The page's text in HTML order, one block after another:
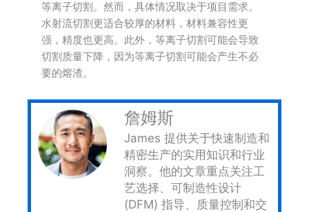
等离子切割。然而，具体情况取决于项目需求。
水射流切割更适合较厚的材料，材料兼容性更
强，精度也更高。此外，等离子切割可能会导致
切割质量下降，因为等离子切割可能会产生不必
要的熔渣。
詹姆斯
James 提供关于快速制造和
精密生产的实用知识和行业
洞察。他的文章重点关注工
艺选择、可制造性设计
(DFM) 指导、质量控制和交